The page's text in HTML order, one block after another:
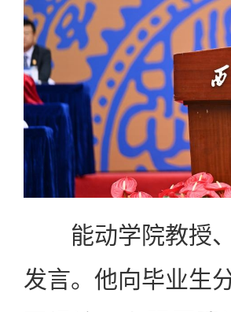
能动学院教授、
发言。他向毕业生